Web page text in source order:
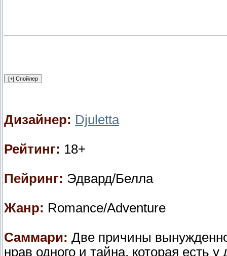
Дизайнер: Djuletta
Рейтинг: 18+
Пейринг: Эдвард/Белла
Жанр: Romance/Adventure
Саммари: Две причины
нрав одного и тайна, которая есть у